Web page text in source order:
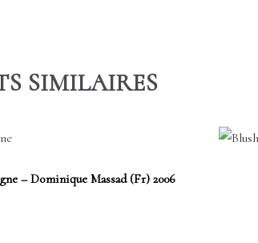
SIMILAIRES
– Dominique Massad (Fr) 2006